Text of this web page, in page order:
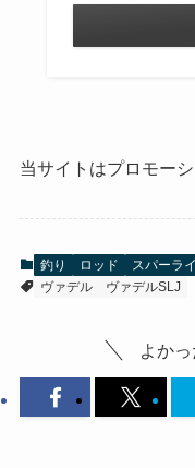
当サイトはプロモー
釣り ロッド スパーラ
ヴァデル
ヴァデルSLJ
よか